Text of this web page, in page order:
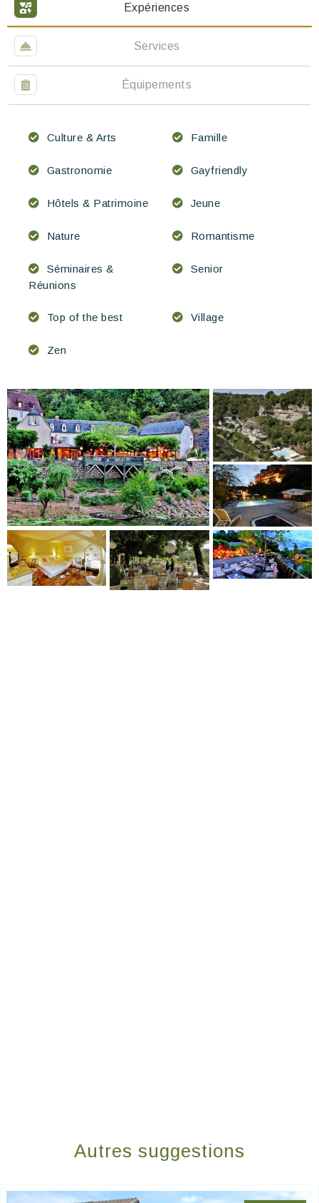
Expériences
Services
Équipements
Culture & Arts Famille
Gastronomie Gayfriendly
Hôtels & Patrimoine Jeune
Nature Romantisme
Séminaires &
Réunions
Senior
Top of the best Village
Zen
Autres suggestions